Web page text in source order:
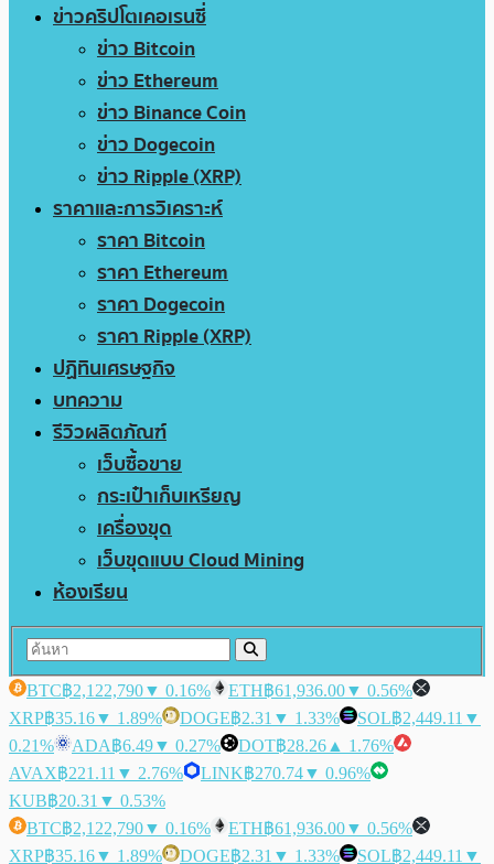
ข่าวคริปโตเคอเรนซี่
ข่าว Bitcoin
ข่าว Ethereum
ข่าว Binance Coin
ข่าว Dogecoin
ข่าว Ripple (XRP)
ราคาและการวิเคราะห์
ราคา Bitcoin
ราคา Ethereum
ราคา Dogecoin
ราคา Ripple (XRP)
ปฏิทินเศรษฐกิจ
บทความ
รีวิวผลิตภัณฑ์
เว็บซื้อขาย
กระเป๋าเก็บเหรียญ
เครื่องขุด
เว็บขุดแบบ Cloud Mining
ห้องเรียน
BTC฿2,122,790▼ 0.16% ETH฿61,936.00▼ 0.56%
XRP฿35.16▼ 1.89% DOGE฿2.31 ▼ 1.33% SOL฿2,449.11 ▼
0.21%
ADA฿6.49▼ 0.27% DOT฿28.26 ▲ 1.76%
AVAX฿221.11 ▼ 2.76% LINK฿270.74▼ 0.96%
KUB฿20.31 ▼ 0.53%
BTC฿2,122,790▼ 0.16% ETH฿61,936.00▼ 0.56%
XRP฿35.16▼ 1.89% DOGE฿2.31 ▼ 1.33% SOL฿2,449.11 ▼